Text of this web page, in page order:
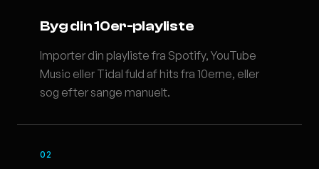
Byg din 10er-playliste
Importer din playliste fra Spotify, YouTube
Music eller Tidal fuld af hits fra 10erne, eller
sog efter sange manuelt.
02